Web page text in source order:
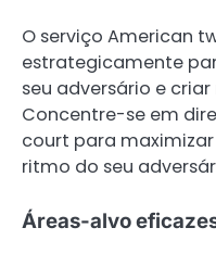
O serviço American
estrategicamente
seu adversário e
Concentre-se em
court para
ritmo do seu
Áreas-alvo